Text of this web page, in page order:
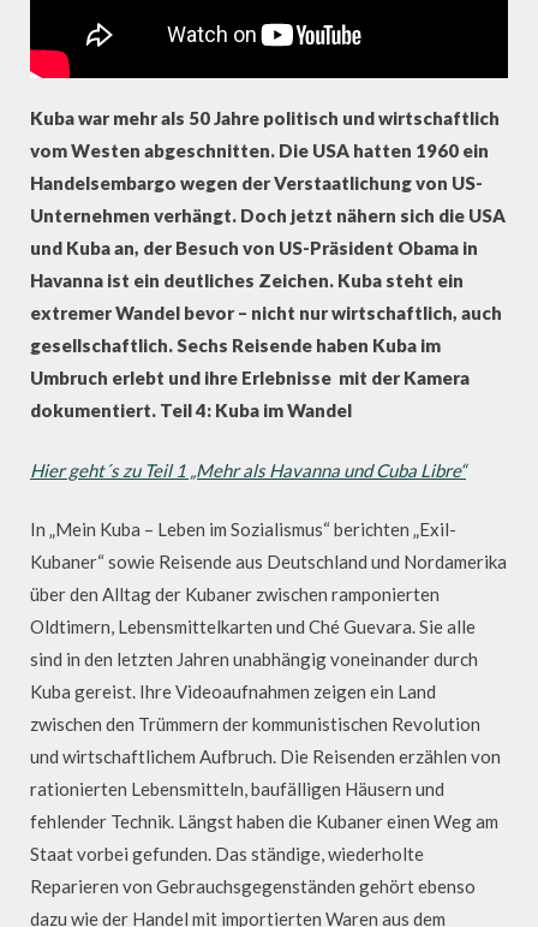
Kuba war mehr als 50 Jahre politisch und wirtschaftlich
vom Westen abgeschnitten. Die USA hatten 1960 ein
Handelsembargo wegen der Verstaatlichung von US-
Unternehmen verhängt. Doch jetzt nähern sich die USA
und Kuba an, der Besuch von US-Präsident Obama in
Havanna ist ein deutliches Zeichen. Kuba steht ein
extremer Wandel bevor – nicht nur wirtschaftlich, auch
gesellschaftlich. Sechs Reisende haben Kuba im
Umbruch erlebt und ihre Erlebnisse mit der Kamera
dokumentiert. Teil 4: Kuba im Wandel
Hier geht´s zu Teil 1 „Mehr als Havanna und Cuba Libre“
In „Mein Kuba – Leben im Sozialismus“ berichten „Exil-
Kubaner“ sowie Reisende aus Deutschland und Nordamerika
über den Alltag der Kubaner zwischen ramponierten
Oldtimern, Lebensmittelkarten und Ché Guevara. Sie alle
sind in den letzten Jahren unabhängig voneinander durch
Kuba gereist. Ihre Videoaufnahmen zeigen ein Land
zwischen den Trümmern der kommunistischen Revolution
und wirtschaftlichem Aufbruch. Die Reisenden erzählen von
rationierten Lebensmitteln, baufälligen Häusern und
fehlender Technik. Längst haben die Kubaner einen Weg am
Staat vorbei gefunden. Das ständige, wiederholte
Reparieren von Gebrauchsgegenständen gehört ebenso
dazu wie der Handel mit importierten Waren aus dem